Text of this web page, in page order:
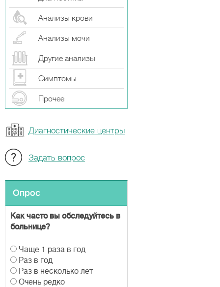
Анализы крови
Анализы мочи
Другие анализы
Симптомы
Прочeе
Диагностические центры
Задать вопрос
Опрос
Как часто вы обследуйтесь в
больнице?
В
а
р
и
Чаще 1 раза в год
Раз в год
Раз в несколько лет
Очень редко